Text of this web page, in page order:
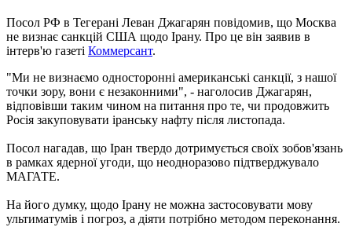
Посол РФ в Тегерані Леван Джагарян повідомив, що Москва
не визнає санкцій США щодо Ірану. Про це він заявив в
інтерв'ю газеті Коммерсант.
"Ми не визнаємо односторонні американські санкції, з нашої
точки зору, вони є незаконними", - наголосив Джагарян,
відповівши таким чином на питання про те, чи продовжить
Росія закуповувати іранську нафту після листопада.
Посол нагадав, що Іран твердо дотримується своїх зобов'язань
в рамках ядерної угоди, що неодноразово підтверджувало
МАГАТЕ.
На його думку, щодо Ірану не можна застосовувати мову
ультиматумів і погроз, а діяти потрібно методом переконання.